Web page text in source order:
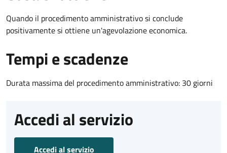
Quando il procedimento amministrativo si conclude
positivamente si ottiene un'agevolazione economica.
Tempi e scadenze
Durata massima del procedimento amministrativo: 30 giorni
Accedi al servizio
Accedi al servizio